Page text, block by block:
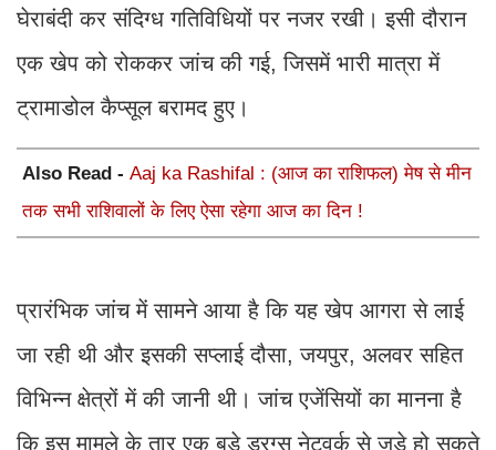
घेराबंदी कर संदिग्ध गतिविधियों पर नजर रखी। इसी दौरान
एक खेप को रोककर जांच की गई, जिसमें भारी मात्रा में
ट्रामाडोल कैप्सूल बरामद हुए।
Also Read - Aaj ka Rashifal : (आज का राशिफल) मेष से मीन
तक सभी राशिवालों के लिए ऐसा रहेगा आज का दिन !
प्रारंभिक जांच में सामने आया है कि यह खेप आगरा से लाई
जा रही थी और इसकी सप्लाई दौसा, जयपुर, अलवर सहित
विभिन्न क्षेत्रों में की जानी थी। जांच एजेंसियों का मानना है
कि इस मामले के तार एक बड़े ड्रग्स नेटवर्क से जुड़े हो सकते